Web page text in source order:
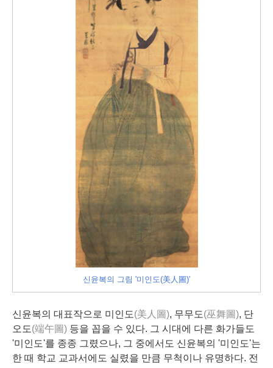
신윤복의 그림 '미인도(美人圖)'
신윤복의 대표작으로 미인도(美人圖), 무무도(巫舞圖), 단
오도(端午圖) 등을 꼽을 수 있다. 그 시대에 다른 화가들도
'미인도'를 종종 그렸으나, 그 중에서도 신윤복의 '미인도'는
한 때 학교 교과서에도 실렸을 만큼 무척이나 유명하다. 전